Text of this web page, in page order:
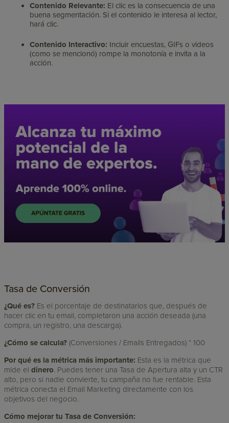
Contenido Relevante: El clic es la consecuencia de una
buena segmentación. Si el contenido le interesa al lector,
hará clic.
Contenido Interactivo: Incluir encuestas, GIFs o videos
(como se mencionó) rompe la monotonía e invita a la
acción.
Tasa de Conversión
¿Qué es? Es el porcentaje de destinatarios que, después de
hacer clic en tu email, completaron una acción deseada (una
compra, un registro, una descarga).
¿Cómo se calcula? (Conversiones / Emails Entregados) * 100
Por qué es la métrica más importante: Esta es la métrica que
mide eldinero. Puedes tener una Tasa de Apertura alta y un CTR
alto, pero si nadie convierte, tu campaña no fue rentable. Esta
métrica conecta el Email Marketing directamente con los
objetivos del negocio.
Cómo mejorar tu Tasa de Conversión: